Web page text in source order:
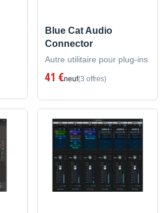
Blue Cat Audio
Connector
Autre utilitaire pour plug-ins
41 €neuf(3 offres)